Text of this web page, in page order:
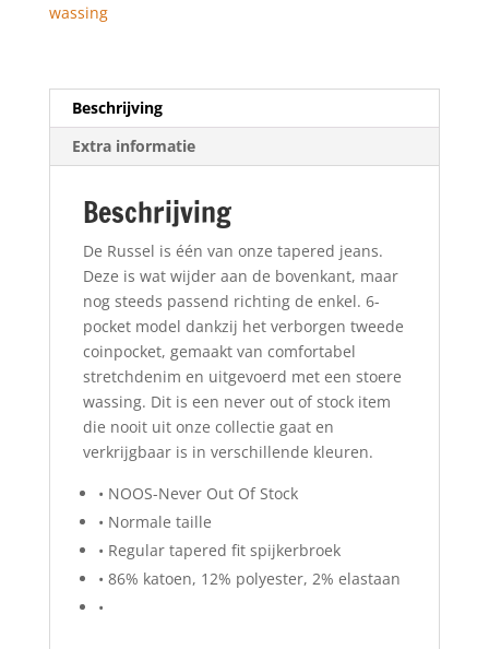
wassing
Beschrijving
Extra informatie
Beschrijving
De Russel is één van onze tapered jeans.
Deze is wat wijder aan de bovenkant, maar
nog steeds passend richting de enkel. 6-
pocket model dankzij het verborgen tweede
coinpocket, gemaakt van comfortabel
stretchdenim en uitgevoerd met een stoere
wassing. Dit is een never out of stock item
die nooit uit onze collectie gaat en
verkrijgbaar is in verschillende kleuren.
• NOOS-Never Out Of Stock
• Normale taille
• Regular tapered fit spijkerbroek
• 86% katoen, 12% polyester, 2% elastaan
•